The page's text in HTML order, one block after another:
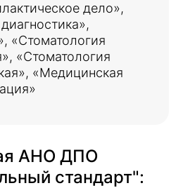
дело»,
«Стоматология
«Стоматология
«Медицинская
АНО ДПО
стандарт":